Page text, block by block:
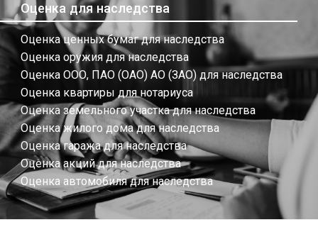
Оценка для наследства
Оценка ценных бумаг для наследства
Оценка оружия для наследства
Оценка ООО, ПАО (ОАО) АО (ЗАО) для наследства
Оценка квартиры для нотариуса
Оценка земельного участка для наследства
Оценка жилого дома для наследства
Оценка гаража для наследства
Оценка акций для наследства
Оценка автомобиля для наследства